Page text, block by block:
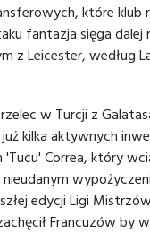
które klub
fantazja sięga
z Leicester, według
w Turcji z
kilka aktywnych
'Tucu' Correa, który
edycji Ligi
Francuzów by